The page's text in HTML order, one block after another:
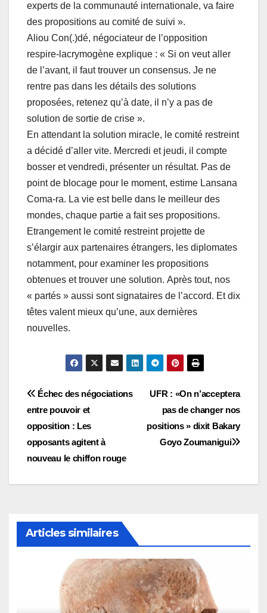
experts de la communauté internationale, va faire
des propositions au comité de suivi ».
Aliou Con(.)dé, négociateur de l’opposition
respire-lacrymogène explique : « Si on veut aller
de l’avant, il faut trouver un consensus. Je ne
rentre pas dans les détails des solutions
proposées, retenez qu’à date, il n’y a pas de
solution de sortie de crise ».
En attendant la solution miracle, le comité restreint
a décidé d’aller vite. Mercredi et jeudi, il compte
bosser et vendredi, présenter un résultat. Pas de
point de blocage pour le moment, estime Lansana
Coma-ra. La vie est belle dans le meilleur des
mondes, chaque partie a fait ses propositions.
Etrangement le comité restreint projette de
s’élargir aux partenaires étrangers, les diplomates
notamment, pour examiner les propositions
obtenues et trouver une solution. Après tout, nos
« partés » aussi sont signataires de l’accord. Et dix
têtes valent mieux qu’une, aux dernières
nouvelles.
Navigation
de
l’article
UFR : «On n’acceptera
pas de changer nos
positions » dixit Bakary
Goyo Zoumanigui
Échec des négociations
entre pouvoir et
opposition : Les
opposants agitent à
nouveau le chiffon rouge
Articles similaires